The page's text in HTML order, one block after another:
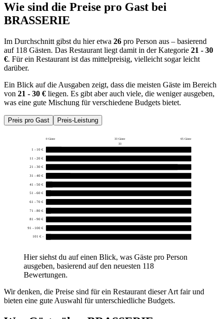
Wie sind die Preise pro Gast bei
BRASSERIE
Im Durchschnitt gibst du hier etwa 26 pro Person aus – basierend
auf 118 Gästen. Das Restaurant liegt damit in der Kategorie 21 - 30
€. Für ein Restaurant ist das mittelpreisig, vielleicht sogar leicht
darüber.
Ein Blick auf die Ausgaben zeigt, dass die meisten Gäste im Bereich
von 21 - 30 € liegen. Es gibt aber auch viele, die weniger ausgeben,
was eine gute Mischung für verschiedene Budgets bietet.
Preis pro Gast Preis-Leistung
0 Gäste 33 Gäste
65 Gäste
33
1 - 10 €
11 - 20 €
21 - 30 €
31 - 40 €
41 - 50 €
51 - 60 €
61 - 70 €
71 - 80 €
81 - 90 €
91 - 100 €
101 € -
Hier siehst du auf einen Blick, was Gäste pro Person
ausgeben, basierend auf den neuesten 118
Bewertungen.
Wir denken, die Preise sind für ein Restaurant dieser Art fair und
bieten eine gute Auswahl für unterschiedliche Budgets.